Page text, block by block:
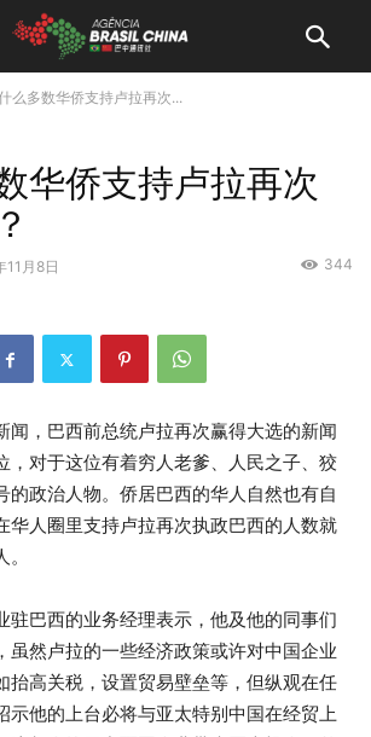
么多数华侨支持卢拉再次...
华侨支持卢拉再次
11月8日 344
闻，巴西前总统卢拉再次赢得大选的新闻
，对于这位有着穷人老爹、人民之子、狡
的政治人物。侨居巴西的华人自然也有自
华人圈里支持卢拉再次执政巴西的人数就
驻巴西的业务经理表示，他及他的同事们
虽然卢拉的一些经济政策或许对中国企业
抬高关税，设置贸易壁垒等，但纵观在任
示他的上台必将与亚太特别中国在经贸上